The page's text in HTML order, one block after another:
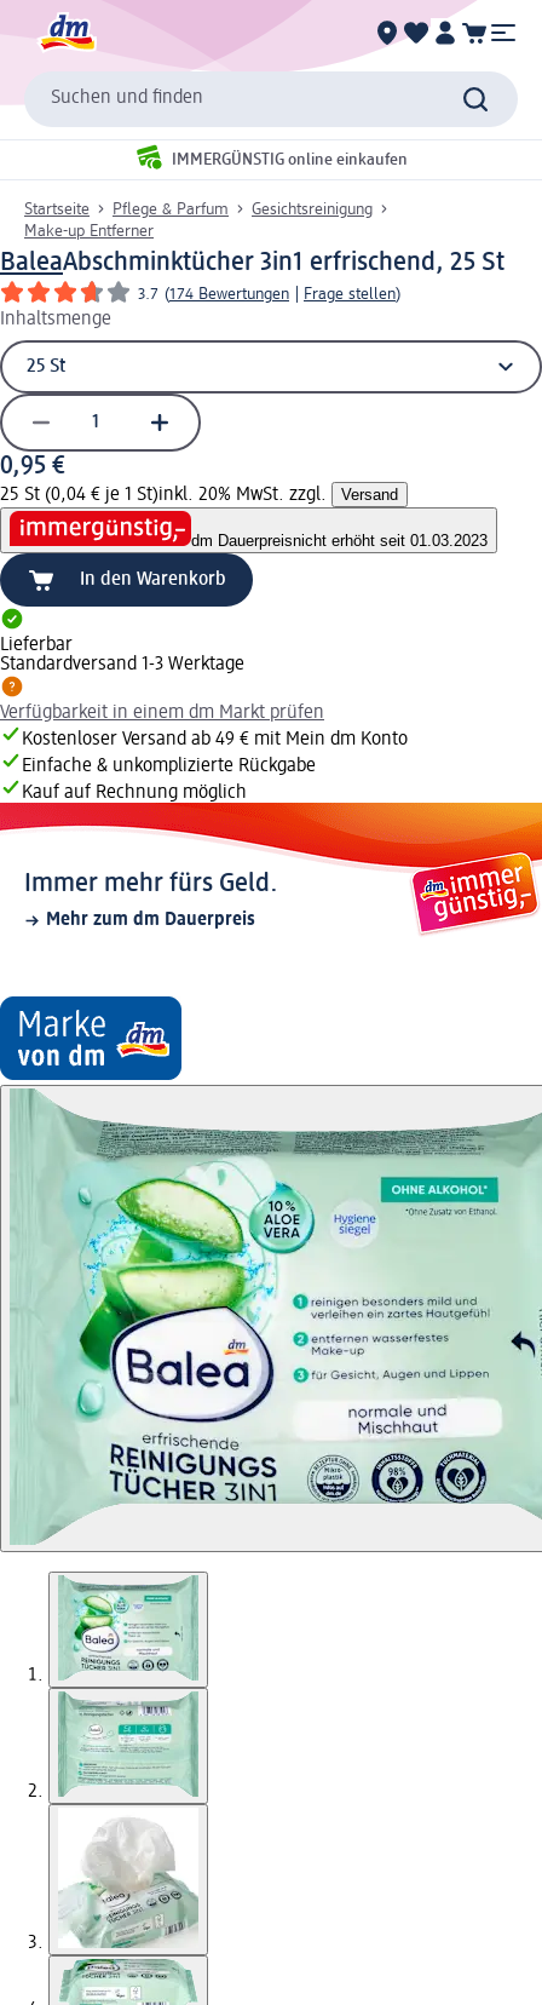
Suchen und finden
IMMERGÜNSTIG online einkaufen
Startseite Pflege & Parfum
Gesichtsreinigung
Make-up Entferner
BaleaAbschminktücher 3in1 erfrischend, 25 St
3.7 (174 Bewertungen Frage stellen)
Inhaltsmenge
0,95 €
25 St (0,04 € je 1 St)inkl. 20% MwSt. zzgl. Versand
dm Dauerpreisnicht erhöht seit 01.03.2023
In den Warenkorb
Lieferbar
Standardversand 1-3 Werktage
Verfügbarkeit in einem dm Markt prüfen
Kostenloser Versand ab 49 € mit Mein dm Konto
Einfache & unkomplizierte Rückgabe
Kauf auf Rechnung möglich
Immer mehr fürs Geld.
Mehr zum dm Dauerpreis